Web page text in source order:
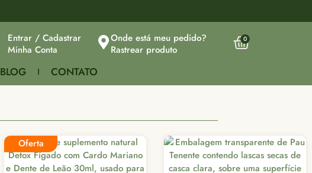
Entrar / Cadastrar
Minha Conta
Onde está meu pedido?
Rastrear produto
0
BLOG CONTATO
Oferta